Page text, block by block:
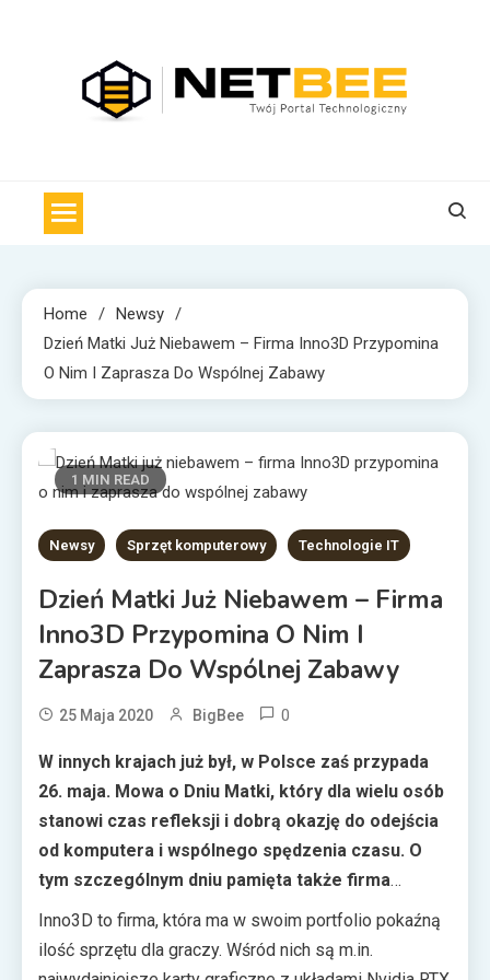
Home
Newsy
Dzień Matki Już Niebawem – Firma Inno3D Przypomina
O Nim I Zaprasza Do Wspólnej Zabawy
1 MIN READ
Newsy Sprzęt komputerowy Technologie IT
Dzień Matki Już Niebawem – Firma
Inno3D Przypomina O Nim I
Zaprasza Do Wspólnej Zabawy
25 Maja 2020 BigBee 0
W innych krajach już był, w Polsce zaś przypada
26. maja. Mowa o Dniu Matki, który dla wielu osób
stanowi czas refleksji i dobrą okazję do odejścia
od komputera i wspólnego spędzenia czasu. O
tym szczególnym dniu pamięta także firma
Inno3D, która zachęca do wspólnej zabawy.
Inno3D to firma, która ma w swoim portfolio pokaźną
ilość sprzętu dla graczy. Wśród nich są m.in.